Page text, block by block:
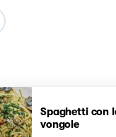
Spaghetti con
vongole